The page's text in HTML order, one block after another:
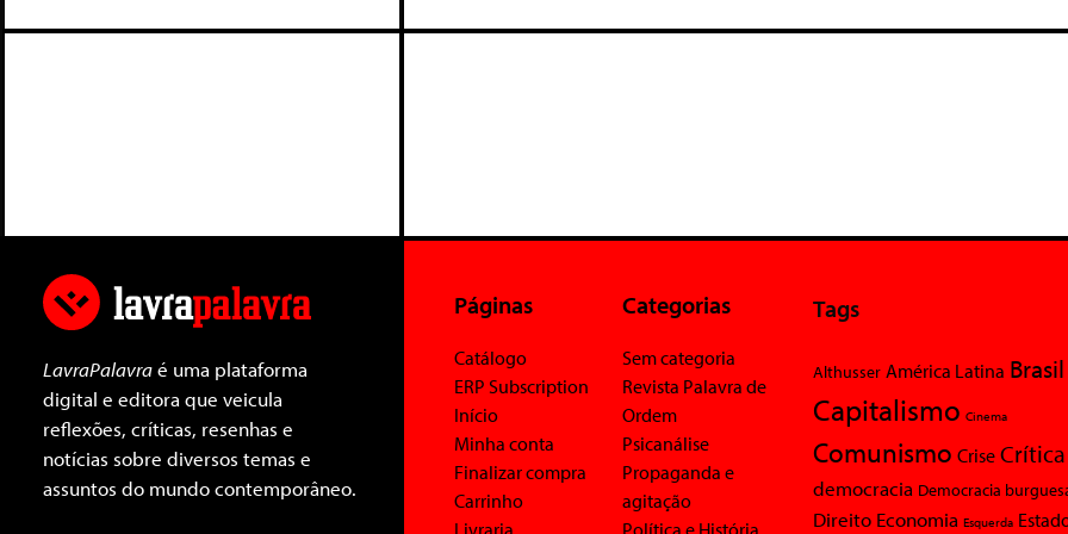
LavraPalavraé uma plataforma
digital e editora que veicula
reflexões, críticas, resenhas e
notícias sobre diversos temas e
assuntos do mundo contemporâneo.
Páginas
Catálogo
ERP Subscription
Início
Minha conta
Finalizar compra
Carrinho
Livraria
Categorias
Sem categoria
Revista Palavra de
Ordem
Psicanálise
Propaganda e
agitação
Política e História
Tags
Althusser América Latina Brasil
Capitalismo Cinema
Comunismo Crise Crítica
democracia Democracia
Direito Economia Esquerda